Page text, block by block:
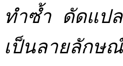
ทำซ้ำ ดัดแป
เป็นลายลักษ